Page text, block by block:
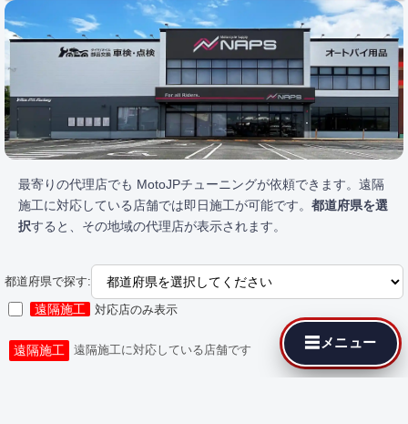
最寄りの代理店でも MotoJPチューニングが依頼できます。遠隔
施工に対応している店舗では即日施工が可能です。 都道府県を選
択すると、その地域の代理店が表示されます。
都道府県で探す:
遠隔施工 対応店のみ表示
遠隔施工 遠隔施工に対応している店舗です ☰ メニュー